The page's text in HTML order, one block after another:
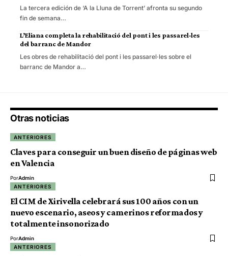
La tercera edición de ‘A la Lluna de Torrent’ afronta su segundo
fin de semana…
L’Eliana completa la rehabilitació del pont i les passarel·les
del barranc de Mandor
Les obres de rehabilitació del pont i les passarel·les sobre el
barranc de Mandor a…
Otras noticias
ANTERIORES
Claves para conseguir un buen diseño de páginas web
en Valencia
PorAdmin
ANTERIORES
El CIM de Xirivella celebrará sus 100 años con un
nuevo escenario, aseos y camerinos reformados y
totalmente insonorizado
PorAdmin
ANTERIORES